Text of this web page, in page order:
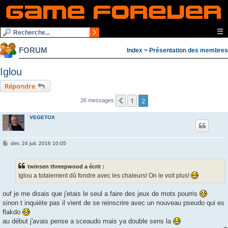
☰
FORUM Index > Présentation des membres
Iglou
Répondre
26 messages Précédente
1 2
VEGETOX
Mdim. 24 juil. 2016 10:05
twinsen threepwood a écrit :
Iglou a totalement dû fondre avec les chaleurs! On le voit plus!
ouf je me disais que j'etais le seul a faire des jeux de mots pourris
sinon t inquiète pas il vient de se reinscrire avec un nouveau pseudo qui es
flakdo
au début j'avais pense a sceaudo mais ya double sens la